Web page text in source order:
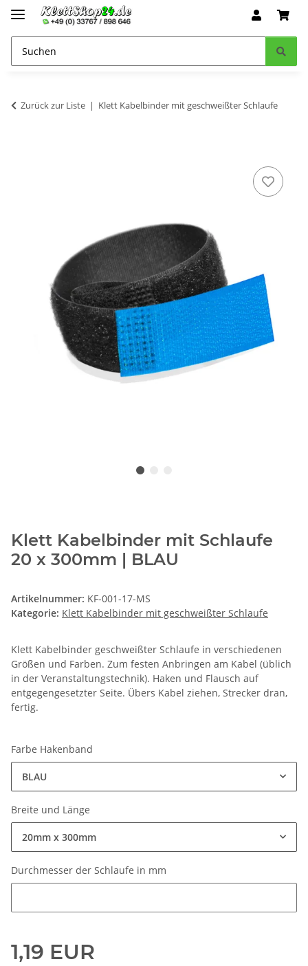
Zurück zur Liste Klett Kabelbinder mit geschweißter Schlaufe
Klett Kabelbinder mit Schlaufe
20 x 300mm | BLAU
Artikelnummer: KF-001-17-MS
Kategorie: Klett Kabelbinder mit geschweißter Schlaufe
Klett Kabelbinder geschweißter Schlaufe in verschiedenen
Größen und Farben. Zum festen Anbringen am Kabel (üblich
in der Veranstaltungstechnik). Haken und Flausch auf
entgegengesetzter Seite. Übers Kabel ziehen, Strecker dran,
fertig.
Farbe Hakenband
BLAU
Breite und Länge
20mm x 300mm
Durchmesser der Schlaufe in mm
1,19 EUR